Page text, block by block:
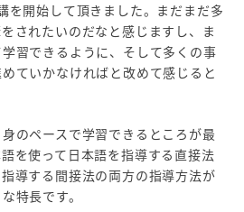
を開始して頂きました。まだまだ多
されたいのだなと感じますし、ま
習できるように、そして多くの事
ていかなければと改めて感じると
のペースで学習できるところが最
を使って日本語を指導する直接法
導する間接法の両方の指導方法が
特長です。